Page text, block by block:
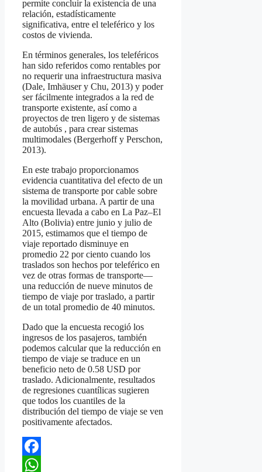
permite concluir la existencia de una
relación, estadísticamente
significativa, entre el teleférico y los
costos de vivienda.
En términos generales, los teleféricos
han sido referidos como rentables por
no requerir una infraestructura masiva
(Dale, Imhäuser y Chu, 2013) y poder
ser fácilmente integrados a la red de
transporte existente, así como a
proyectos de tren ligero y de sistemas
de autobús , para crear sistemas
multimodales (Bergerhoff y Perschon,
2013).
En este trabajo proporcionamos
evidencia cuantitativa del efecto de un
sistema de transporte por cable sobre
la movilidad urbana. A partir de una
encuesta llevada a cabo en La Paz–El
Alto (Bolivia) entre junio y julio de
2015, estimamos que el tiempo de
viaje reportado disminuye en
promedio 22 por ciento cuando los
traslados son hechos por teleférico en
vez de otras formas de transporte—
una reducción de nueve minutos de
tiempo de viaje por traslado, a partir
de un total promedio de 40 minutos.
Dado que la encuesta recogió los
ingresos de los pasajeros, también
podemos calcular que la reducción en
tiempo de viaje se traduce en un
beneficio neto de 0.58 USD por
traslado. Adicionalmente, resultados
de regresiones cuantílicas sugieren
que todos los cuantiles de la
distribución del tiempo de viaje se ven
positivamente afectados.
Facebook